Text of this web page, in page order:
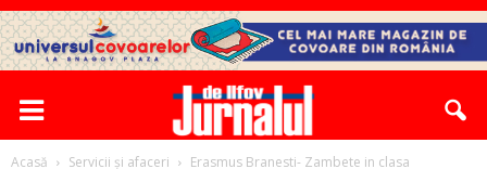
Acasă Servicii și afaceri Erasmus Branesti- Zambete in clasa